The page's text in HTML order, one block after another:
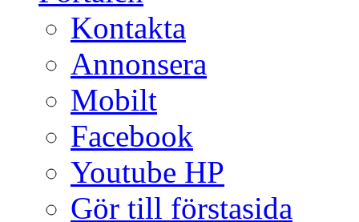
Kontakta
Annonsera
Mobilt
Facebook
Youtube HP
Gör till förstasida